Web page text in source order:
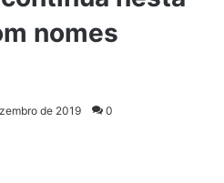
nomes
de 2019 0